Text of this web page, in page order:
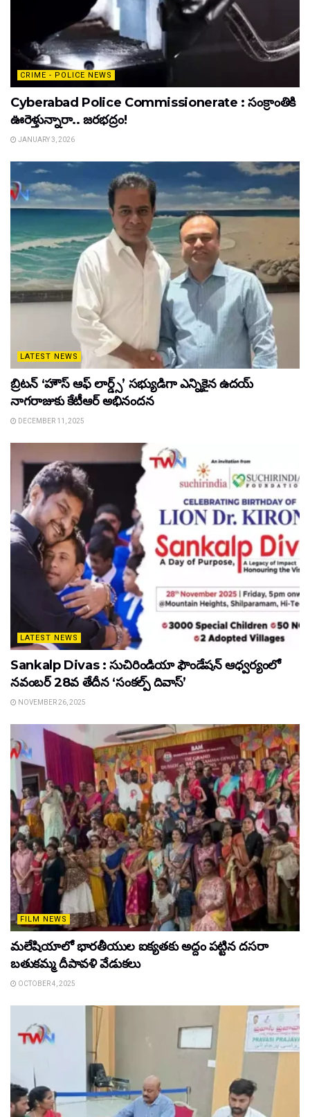
CRIME - POLICE NEWS
Cyberabad Police Commissionerate : సంక్రాంతికి
ఊరెళ్తున్నారా.. జరభద్రం!
JANUARY 3, 2026
LATEST NEWS
బ్రిటన్ ‘హౌస్ ఆఫ్ లార్డ్స్’ సభ్యుడిగా ఎన్నికైన ఉదయ్
నాగరాజుకు కేటీఆర్ అభినందన
DECEMBER 11, 2025
LATEST NEWS
Sankalp Divas : సుచిరిండియా ఫౌండేషన్ ఆధ్వర్యంలో
నవంబర్ 28వ తేదీన ‘సంకల్ప్ దివాస్’
NOVEMBER 26, 2025
FILM NEWS
మలేషియాలో భారతీయుల ఐక్యతకు అద్దం పట్టిన దసరా
బతుకమ్మ దీపావళి వేడుకలు
OCTOBER 4, 2025